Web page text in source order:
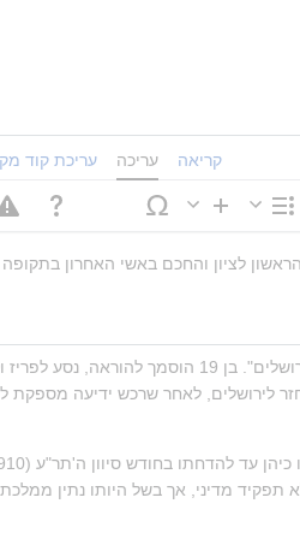
קריאה עריכה עריכת קוד